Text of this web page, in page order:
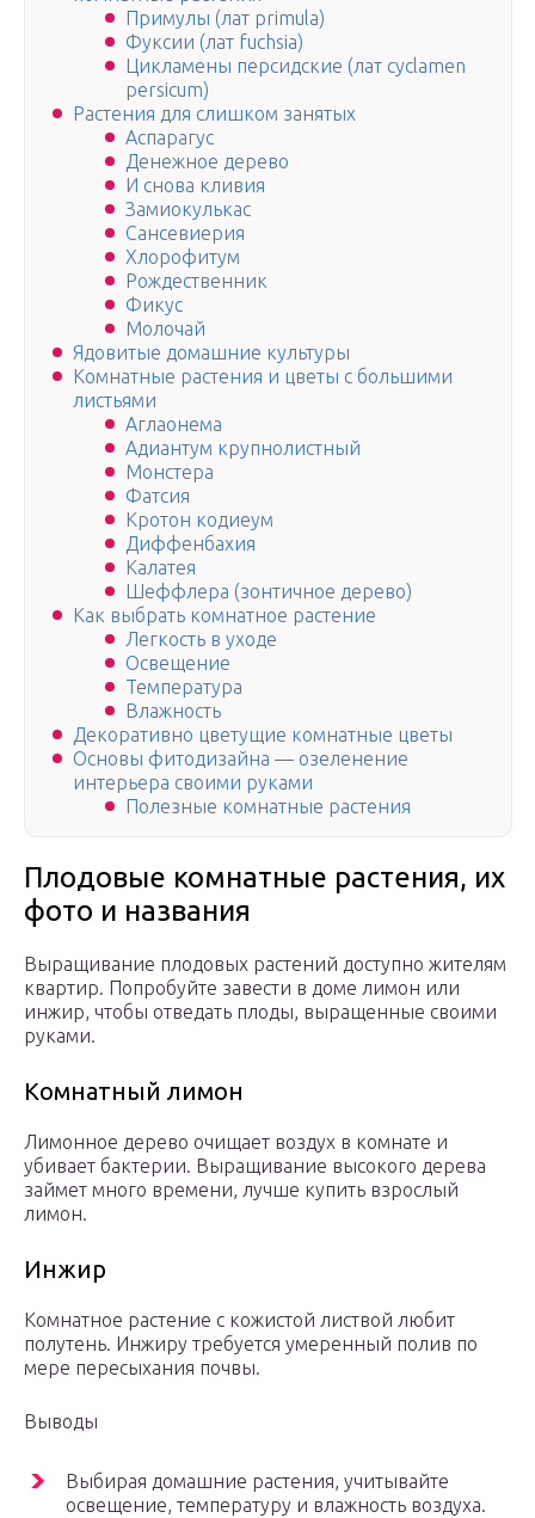
Примулы (лат primula)
Фуксии (лат fuchsia)
Цикламены персидские (лат cyclamen
persicum)
Растения для слишком занятых
Аспарагус
Денежное дерево
И снова кливия
Замиокулькас
Сансевиерия
Хлорофитум
Рождественник
Фикус
Молочай
Ядовитые домашние культуры
Комнатные растения и цветы с большими
листьями
Аглаонема
Адиантум крупнолистный
Монстера
Фатсия
Кротон кодиеум
Диффенбахия
Калатея
Шеффлера (зонтичное дерево)
Как выбрать комнатное растение
Легкость в уходе
Освещение
Температура
Влажность
Декоративно цветущие комнатные цветы
Основы фитодизайна — озеленение
интерьера своими руками
Полезные комнатные растения
Плодовые комнатные растения, их
фото и названия
Выращивание плодовых растений доступно жителям
квартир. Попробуйте завести в доме лимон или
инжир, чтобы отведать плоды, выращенные своими
руками.
Комнатный лимон
Лимонное дерево очищает воздух в комнате и
убивает бактерии. Выращивание высокого дерева
займет много времени, лучше купить взрослый
лимон.
Инжир
Комнатное растение с кожистой листвой любит
полутень. Инжиру требуется умеренный полив по
мере пересыхания почвы.
Выводы
Выбирая домашние растения, учитывайте
освещение, температуру и влажность воздуха.